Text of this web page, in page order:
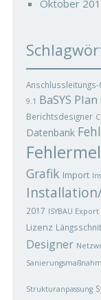
Oktober
9.1 BaSYS Plan
Berichtsdesigner
Datenbank
Grafik Import
2017 ISYBAU Export
Lizenz
Designer
Strukturanpassung